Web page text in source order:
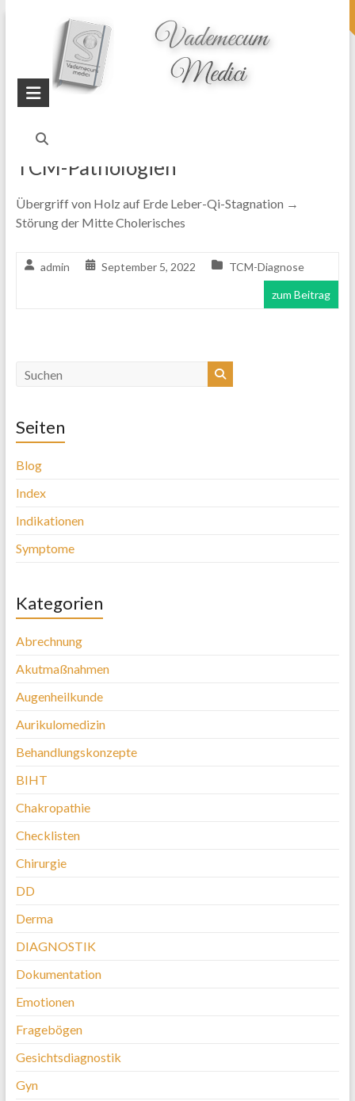
topheader
Startseite
Blog
Krankheitsmechanismen
TCM-Pathologien
Übergriff von Holz auf Erde Leber-Qi-Stagnation →
Störung der Mitte Cholerisches
admin September 5, 2022 TCM-Diagnose
zum Beitrag
Seiten
Blog
Index
Indikationen
Symptome
Kategorien
Abrechnung
Akutmaßnahmen
Augenheilkunde
Aurikulomedizin
Behandlungskonzepte
BIHT
Chakropathie
Checklisten
Chirurgie
DD
Derma
DIAGNOSTIK
Dokumentation
Emotionen
Fragebögen
Gesichtsdiagnostik
Gyn